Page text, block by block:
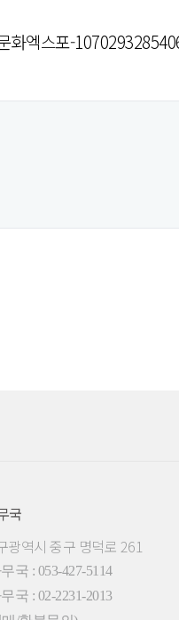
화엑스포-
국
광역시 중구 명덕로 261
국 : 053-427-5114
국 : 02-2231-2013